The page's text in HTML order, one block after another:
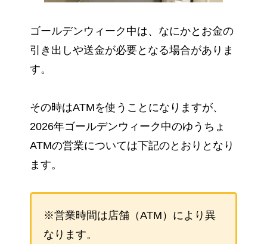
ゴールデンウィーク中は、なにかとお金の
引き出しや送金が必要となる場合がありま
す。
その時はATMを使うことになりますが、
2026年ゴールデンウィーク中のゆうちょ
ATMの営業については下記のとおりとなり
ます。
※営業時間は店舗（ATM）により異
なります。